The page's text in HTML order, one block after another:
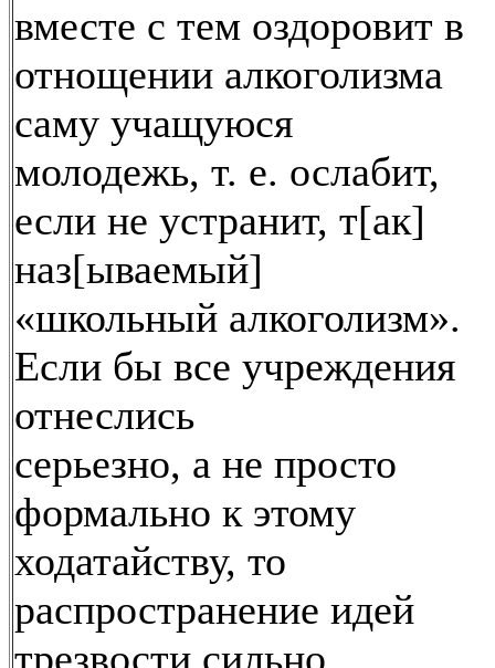
вместе с тем оздоровит в
отнощении алкоголизма
саму учащуюся
молодежь, т. е. ослабит,
если не устранит, т[ак]
наз[ываемый]
«школьный алкоголизм».
Если бы все учреждения
отнеслись
серьезно, а не просто
формально к этому
ходатайству, то
распространение идей
трезвости сильно